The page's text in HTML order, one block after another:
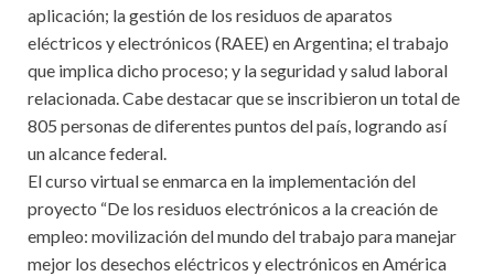
aplicación; la gestión de los residuos de aparatos
eléctricos y electrónicos (RAEE) en Argentina; el trabajo
que implica dicho proceso; y la seguridad y salud laboral
relacionada. Cabe destacar que se inscribieron un total de
805 personas de diferentes puntos del país, logrando así
un alcance federal.
El curso virtual se enmarca en la implementación del
proyecto “De los residuos electrónicos a la creación de
empleo: movilización del mundo del trabajo para manejar
mejor los desechos eléctricos y electrónicos en América